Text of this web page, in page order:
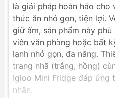
là giải pháp hoàn hảo
thức ăn nhỏ gọn, tiện lợi.
giữ ấm, sản phẩm này
viên văn phòng hoặc bất
lạnh nhỏ gọn, đa năng.
trang nhã (trắng, hồng)
Igloo Mini Fridge đáp ứng
nhân.